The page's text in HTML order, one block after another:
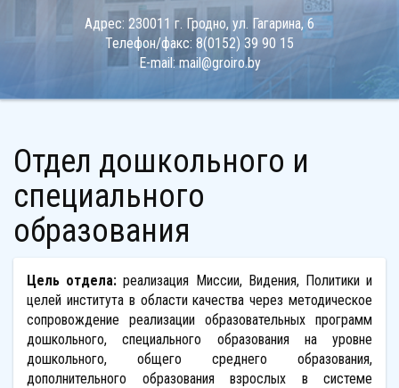
Адрес: 230011 г. Гродно, ул. Гагарина, 6
Телефон/факс: 8(0152) 39 90 15
E-mail:mail@groiro.by
Отдел дошкольного и
специального
образования
Цель отдела: реализация Миссии, Видения, Политики и
целей института в области качества через методическое
сопровождение реализации образовательных программ
дошкольного, специального образования на уровне
дошкольного, общего среднего образования,
дополнительного образования взрослых в системе